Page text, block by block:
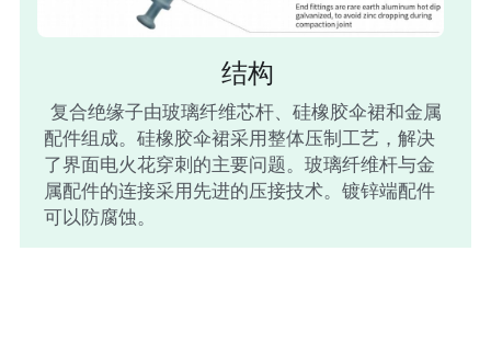
结构
配件组成。硅橡胶伞裙采用整体压制工艺，解决
了界面电火花穿刺的主要问题。玻璃纤维杆与金
属配件的连接采用先进的压接技术。镀锌端配件
可以防腐蚀。